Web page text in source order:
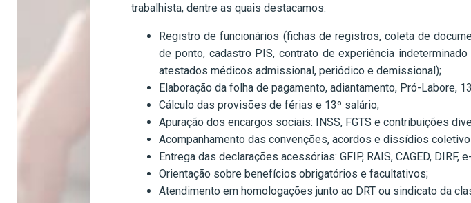
trabalhista, dentre as quais destacamos:
Registro de funcionários (fichas de registros, coleta de
de ponto, cadastro PIS, contrato de experiência
atestados médicos admissional, periódico e demissional);
Elaboração da folha de pagamento, adiantamento, Pró-Labore,
Cálculo das provisões de férias e 13º salário;
Apuração dos encargos sociais: INSS, FGTS e contribuições
Acompanhamento das convenções, acordos e dissídios
Entrega das declarações acessórias: GFIP, RAIS, CAGED, DIRF,
Orientação sobre benefícios obrigatórios e facultativos;
Atendimento em homologações junto ao DRT ou sindicato da